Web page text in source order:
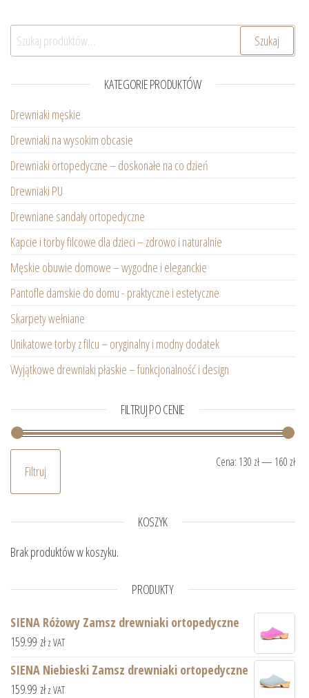
Szukaj: Szukaj
KATEGORIE PRODUKTÓW
Drewniaki męskie
Drewniaki na wysokim obcasie
Drewniaki ortopedyczne – doskonałe na co dzień
Drewniaki PU
Drewniane sandały ortopedyczne
Kapcie i torby filcowe dla dzieci – zdrowo i naturalnie
Męskie obuwie domowe – wygodne i eleganckie
Pantofle damskie do domu - praktyczne i estetyczne
Skarpety wełniane
Unikatowe torby z filcu – oryginalny i modny dodatek
Wyjątkowe drewniaki płaskie – funkcjonalność i design
FILTRUJ PO CENIE
Filtruj
Cena: 130 zł— 160 zł
KOSZYK
Brak produktów w koszyku.
PRODUKTY
SIENA Różowy Zamsz drewniaki ortopedyczne
159.99 zł z VAT
SIENA Niebieski Zamsz drewniaki ortopedyczne
159.99 zł z VAT